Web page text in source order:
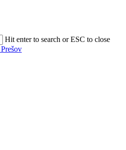
Hit enter to search or ESC to close